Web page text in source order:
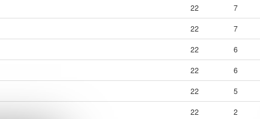
22 7
22 7
22 6
22 6
22 5
22 2